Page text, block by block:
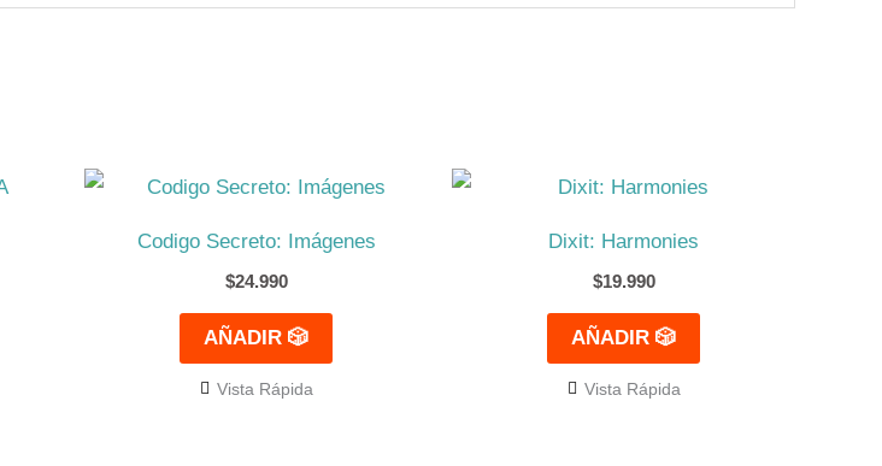
Codigo Secreto: Imágenes
$24.990
AÑADIR 🎲
Vista Rápida
Dixit: Harmonies
$19.990
AÑADIR 🎲
Vista Rápida